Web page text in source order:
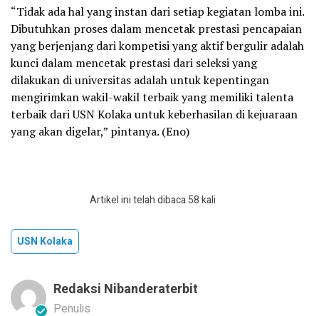
“Tidak ada hal yang instan dari setiap kegiatan lomba ini.
Dibutuhkan proses dalam mencetak prestasi pencapaian
yang berjenjang dari kompetisi yang aktif bergulir adalah
kunci dalam mencetak prestasi dari seleksi yang
dilakukan di universitas adalah untuk kepentingan
mengirimkan wakil-wakil terbaik yang memiliki talenta
terbaik dari USN Kolaka untuk keberhasilan di kejuaraan
yang akan digelar,” pintanya. (Eno)
Artikel ini telah dibaca 58 kali
USN Kolaka
Redaksi Nibanderaterbit
Penulis